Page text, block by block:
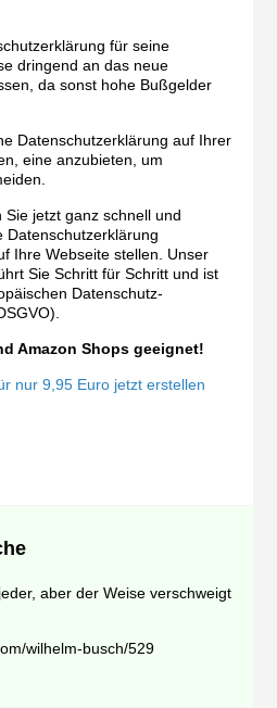
für seine
dringend an das neue
da sonst hohe Bußgelder
Datenschutzerklärung auf Ihrer
eine anzubieten, um
jetzt ganz schnell und
Datenschutzerklärung
Ihre Webseite stellen. Unser
Sie Schritt für Schritt und ist
Datenschutz-
Amazon Shops geeignet!
nur 9,95 Euro jetzt erstellen
aber der Weise verschweigt
wilhelm-busch/529